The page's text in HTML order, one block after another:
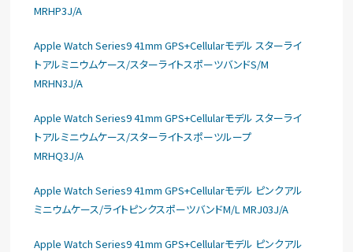
MRHP3J/A
Apple Watch Series9 41mm GPS+Cellularモデル スターライ
トアルミニウムケース/スターライトスポーツバンドS/M
MRHN3J/A
Apple Watch Series9 41mm GPS+Cellularモデル スターライ
トアルミニウムケース/スターライトスポーツループ
MRHQ3J/A
Apple Watch Series9 41mm GPS+Cellularモデル ピンクアル
ミニウムケース/ライトピンクスポーツバンドM/L MRJ03J/A
Apple Watch Series9 41mm GPS+Cellularモデル ピンクアル